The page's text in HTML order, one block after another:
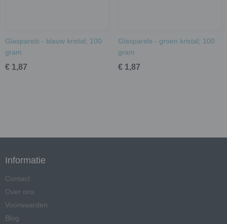
Glasparels - blauw kristal; 100
gram
€ 1,87
Glasparels - groen kristal; 100
gram
€ 1,87
Informatie
Contact
Over ons
Voorwaarden
Blog